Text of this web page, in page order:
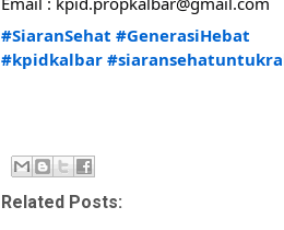
#SiaranSehat #GenerasiHebat
#kpidkalbar
Related Posts: